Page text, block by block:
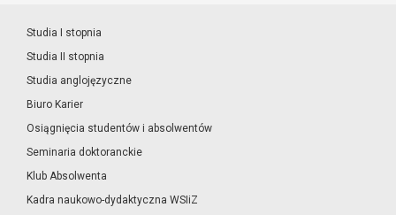
Studia I stopnia
Studia II stopnia
Studia anglojęzyczne
Biuro Karier
Osiągnięcia studentów i absolwentów
Seminaria doktoranckie
Klub Absolwenta
Kadra naukowo-dydaktyczna WSIiZ